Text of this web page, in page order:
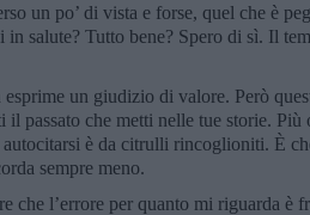
un po’ di vista e forse, quel che è
salute? Tutto bene? Spero di sì. Il
esprime un giudizio di valore. Però
passato che metti nelle tue storie.
è da citrulli rincoglioniti. È
sempre meno.
che l’errore per quanto mi riguarda è